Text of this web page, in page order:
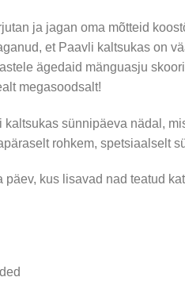
ja jagan oma mõtteid
et Paavli kaltsukas on
ägedaid mänguasju
megasoodsalt!
kaltsukas sünnipäeva nädal,
rohkem, spetsiaalselt
päev, kus lisavad nad teatud